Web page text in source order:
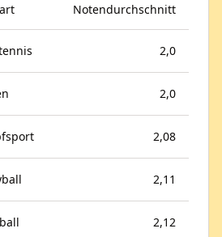
Notendurchschnitt
2,0
2,0
2,08
2,11
2,12